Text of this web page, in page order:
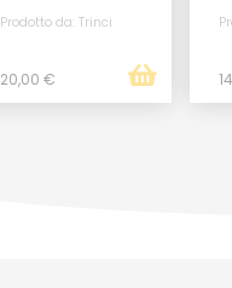
Prodotto da: Trinci
20,00 €